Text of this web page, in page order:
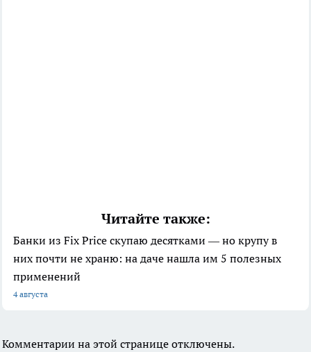
Читайте также:
Банки из Fix Price скупаю десятками — но крупу в
них почти не храню: на даче нашла им 5 полезных
применений
4 августа
Комментарии на этой странице отключены.